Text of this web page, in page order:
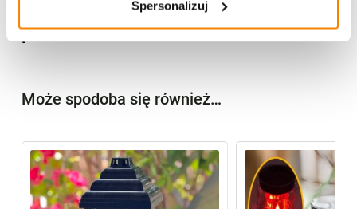
Spersonalizuj
Opinie klientów
Może spodoba się również…